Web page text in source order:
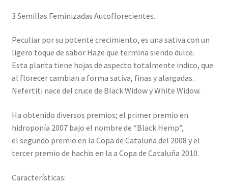
3 Semillas Feminizadas Autoflorecientes.
Peculiar por su potente crecimiento, es una sativa con un
ligero toque de sabor Haze que termina siendo dulce.
Esta planta tiene hojas de aspecto totalmente indico, que
al florecer cambian a forma sativa, finas y alargadas.
Nefertiti nace del cruce de Black Widow y White Widow.
Ha obtenido diversos premios; el primer premio en
hidroponía 2007 bajo el nombre de “Black Hemp”,
el segundo premio en la Copa de Cataluña del 2008 y el
tercer premio de hachis en la a Copa de Cataluña 2010.
Características: